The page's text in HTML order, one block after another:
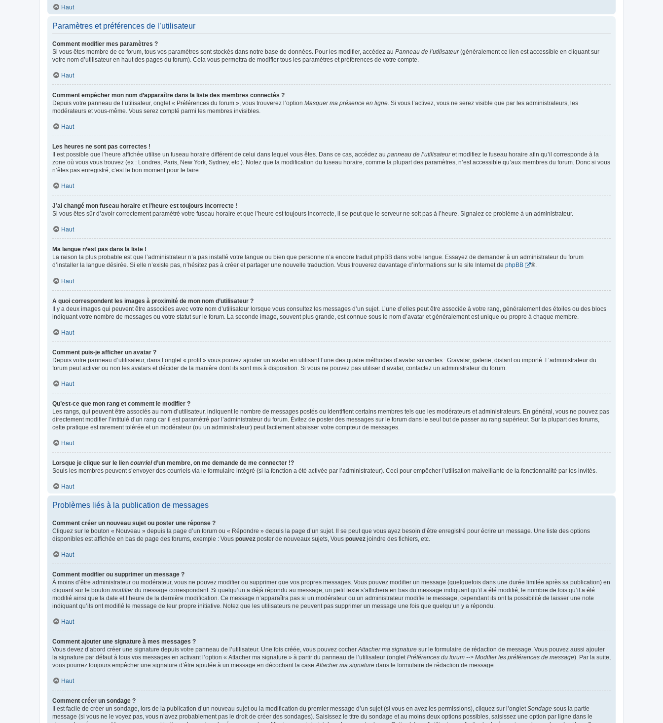
Haut
Paramètres et préférences de l’utilisateur
Comment modifier mes paramètres ?
Si vous êtes membre de ce forum, tous vos paramètres sont stockés dans notre base de données. Pour les modifier, accédez au Panneau de l’utilisateur(généralement ce lien est accessible en cliquant sur
votre nom d’utilisateur en haut des pages du forum). Cela vous permettra de modifier tous les paramètres et préférences de votre compte.
Haut
Comment empêcher mon nom d’apparaître dans la liste des membres connectés ?
Depuis votre panneau de l’utilisateur, onglet « Préférences du forum », vous trouverez l’option Masquer ma présence en ligne. Si vous l’activez, vous ne serez visible que par les administrateurs, les
modérateurs et vous-même. Vous serez compté parmi les membres invisibles.
Haut
Les heures ne sont pas correctes !
Il est possible que l’heure affichée utilise un fuseau horaire différent de celui dans lequel vous êtes. Dans ce cas, accédez au panneau de l’utilisateuret modifiez le fuseau horaire afin qu’il corresponde à la
zone où vous vous trouvez (ex : Londres, Paris, New York, Sydney, etc.). Notez que la modification du fuseau horaire, comme la plupart des paramètres, n’est accessible qu’aux membres du forum. Donc si vous
n’êtes pas enregistré, c’est le bon moment pour le faire.
Haut
J’ai changé mon fuseau horaire et l’heure est toujours incorrecte !
Si vous êtes sûr d’avoir correctement paramétré votre fuseau horaire et que l’heure est toujours incorrecte, il se peut que le serveur ne soit pas à l’heure. Signalez ce problème à un administrateur.
Haut
Ma langue n’est pas dans la liste !
La raison la plus probable est que l’administrateur n’a pas installé votre langue ou bien que personne n’a encore traduit phpBB dans votre langue. Essayez de demander à un administrateur du forum
d’installer la langue désirée. Si elle n’existe pas, n’hésitez pas à créer et partager une nouvelle traduction. Vous trouverez davantage d’informations sur le site Internet de phpBB ®.
Haut
A quoi correspondent les images à proximité de mon nom d’utilisateur ?
Il y a deux images qui peuvent être associées avec votre nom d’utilisateur lorsque vous consultez les messages d’un sujet. L’une d’elles peut être associée à votre rang, généralement des étoiles ou des blocs
indiquant votre nombre de messages ou votre statut sur le forum. La seconde image, souvent plus grande, est connue sous le nom d’avatar et généralement est unique ou propre à chaque membre.
Haut
Comment puis-je afficher un avatar ?
Depuis votre panneau d’utilisateur, dans l’onglet « profil » vous pouvez ajouter un avatar en utilisant l’une des quatre méthodes d’avatar suivantes : Gravatar, galerie, distant ou importé. L’administrateur du
forum peut activer ou non les avatars et décider de la manière dont ils sont mis à disposition. Si vous ne pouvez pas utiliser d’avatar, contactez un administrateur du forum.
Haut
Qu’est-ce que mon rang et comment le modifier ?
Les rangs, qui peuvent être associés au nom d’utilisateur, indiquent le nombre de messages postés ou identifient certains membres tels que les modérateurs et administrateurs. En général, vous ne pouvez pas
directement modifier l’intitulé d’un rang car il est paramétré par l’administrateur du forum. Évitez de poster des messages sur le forum dans le seul but de passer au rang supérieur. Sur la plupart des forums,
cette pratique est rarement tolérée et un modérateur (ou un administrateur) peut facilement abaisser votre compteur de messages.
Haut
Lorsque je clique sur le lien courrield’un membre, on me demande de me connecter !?
Seuls les membres peuvent s’envoyer des courriels via le formulaire intégré (si la fonction a été activée par l’administrateur). Ceci pour empêcher l’utilisation malveillante de la fonctionnalité par les invités.
Haut
Problèmes liés à la publication de messages
Comment créer un nouveau sujet ou poster une réponse ?
Cliquez sur le bouton « Nouveau » depuis la page d’un forum ou « Répondre » depuis la page d’un sujet. Il se peut que vous ayez besoin d’être enregistré pour écrire un message. Une liste des options
disponibles est affichée en bas de page des forums, exemple : Vous pouvez poster de nouveaux sujets, Vous pouvez joindre des fichiers, etc.
Haut
Comment modifier ou supprimer un message ?
À moins d’être administrateur ou modérateur, vous ne pouvez modifier ou supprimer que vos propres messages. Vous pouvez modifier un message (quelquefois dans une durée limitée après sa publication) en
cliquant sur le bouton modifierdu message correspondant. Si quelqu’un a déjà répondu au message, un petit texte s’affichera en bas du message indiquant qu’il a été modifié, le nombre de fois qu’il a été
modifié ainsi que la date et l’heure de la dernière modification. Ce message n’apparaîtra pas si un modérateur ou un administrateur modifie le message, cependant ils ont la possibilité de laisser une note
indiquant qu’ils ont modifié le message de leur propre initiative. Notez que les utilisateurs ne peuvent pas supprimer un message une fois que quelqu’un y a répondu.
Haut
Comment ajouter une signature à mes messages ?
Vous devez d’abord créer une signature depuis votre panneau de l’utilisateur. Une fois créée, vous pouvez cocherAttacher ma signature sur le formulaire de rédaction de message. Vous pouvez aussi ajouter
la signature par défaut à tous vos messages en activant l’option « Attacher ma signature » à partir du panneau de l’utilisateur (ongletPréférences du forum --> Modifier les préférences de message). Par la suite,
vous pourrez toujours empêcher une signature d’être ajoutée à un message en décochant la caseAttacher ma signature dans le formulaire de rédaction de message.
Haut
Comment créer un sondage ?
Il est facile de créer un sondage, lors de la publication d’un nouveau sujet ou la modification du premier message d’un sujet (si vous en avez les permissions), cliquez sur l’ongletSondage sous la partie
message (si vous ne le voyez pas, vous n’avez probablement pas le droit de créer des sondages). Saisissez le titre du sondage et au moins deux options possibles, saisissez une option par ligne dans le